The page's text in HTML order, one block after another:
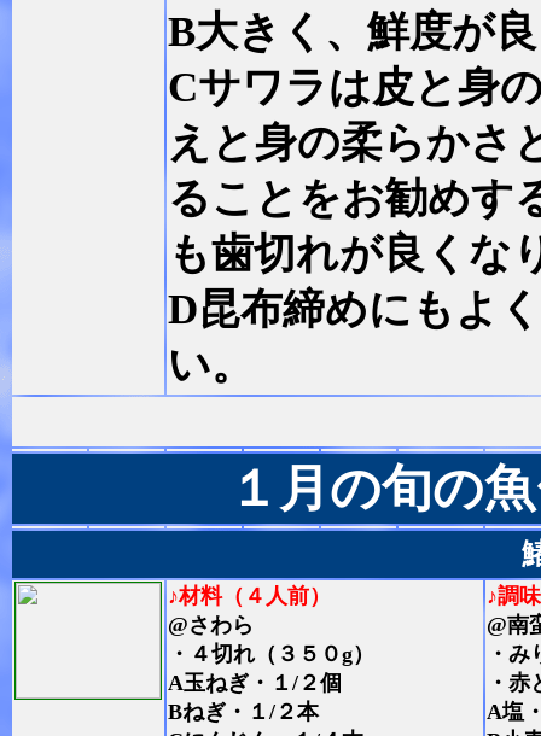
B大きく、鮮度が
Cサワラは皮と身
えと身の柔らかさ
ることをお勧めす
も歯切れが良くな
D昆布締めにもよ
い。
１月の旬の
♪材料（４人前）
@さわら
・４切れ（３５０g）
A玉ねぎ・１/２個
Bねぎ・１/２本
♪調
@南
・
・
A塩